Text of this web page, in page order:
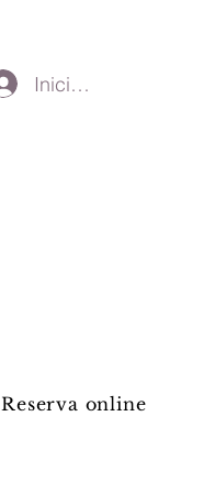
Iniciar sesión
Reserva online